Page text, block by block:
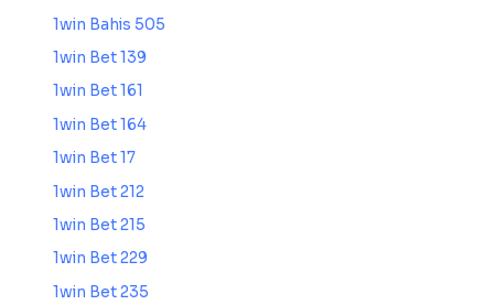
1win Bahis 505
1win Bet 139
1win Bet 161
1win Bet 164
1win Bet 17
1win Bet 212
1win Bet 215
1win Bet 229
1win Bet 235